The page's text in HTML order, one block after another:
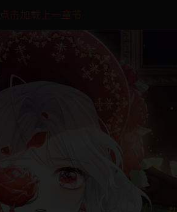
点击加载上一章节